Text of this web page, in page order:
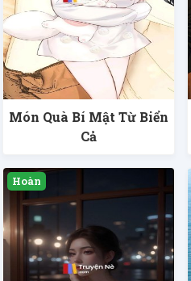
Món Quà Bí Mật Từ Biển
Cả